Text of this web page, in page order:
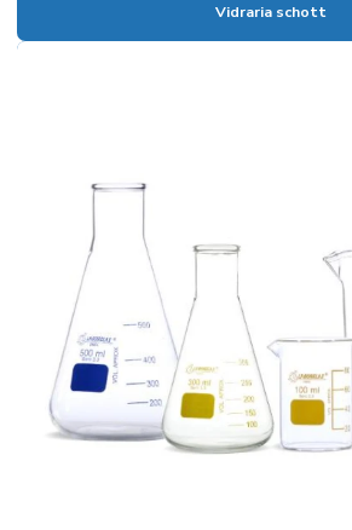
Cadinho de Porcelana
Cadinho de porcelana preço
Cadinho de porcelana temperatura máxima
Calibração de vidrarias de laboratório
Calibração de vidrarias rbc
Câmara climática para estudo de estabilidade
Vidraria schott